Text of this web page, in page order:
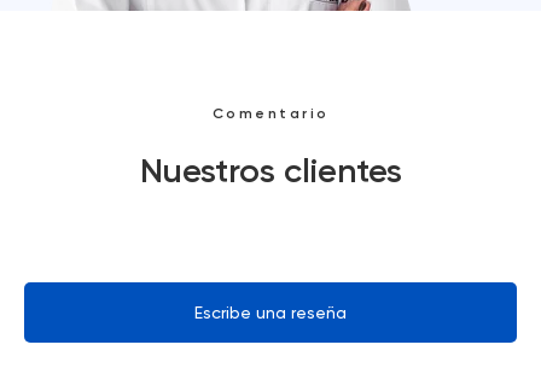
Comentario
Nuestros clientes
Escribe una reseña